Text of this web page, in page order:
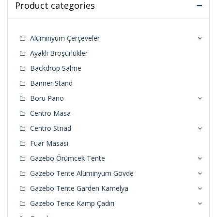
Product categories
Alüminyum Çerçeveler
Ayaklı Broşürlükler
Backdrop Sahne
Banner Stand
Boru Pano
Centro Masa
Centro Stnad
Fuar Masası
Gazebo Örümcek Tente
Gazebo Tente Alüminyum Gövde
Gazebo Tente Garden Kamelya
Gazebo Tente Kamp Çadırı